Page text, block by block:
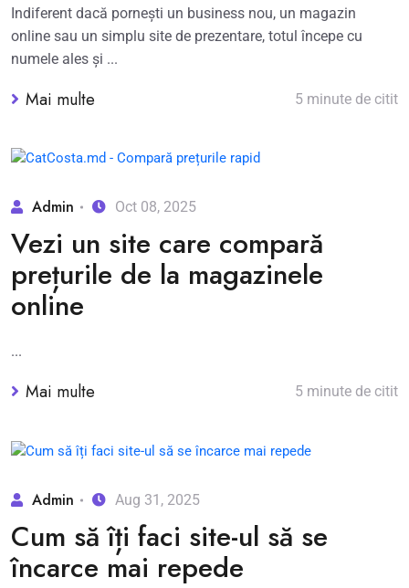
Indiferent dacă pornești un business nou, un magazin
online sau un simplu site de prezentare, totul începe cu
numele ales și ...
Mai multe 5 minute de citit
Admin Oct 08, 2025
Vezi un site care compară
prețurile de la magazinele
online
...
Mai multe 5 minute de citit
Admin Aug 31, 2025
Cum să îți faci site-ul să se
încarce mai repede